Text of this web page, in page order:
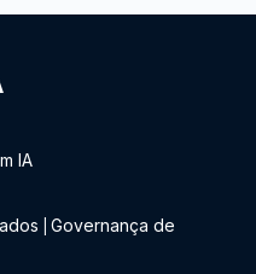
IA
Governança de